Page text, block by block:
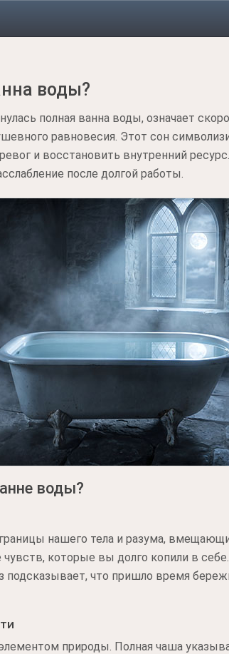
воды?
полная ванна воды, означает
равновесия. Этот сон
и восстановить внутренний
после долгой работы.
воды?
нашего тела и разума,
которые вы долго копили в
подсказывает, что пришло время
природы. Полная чаша